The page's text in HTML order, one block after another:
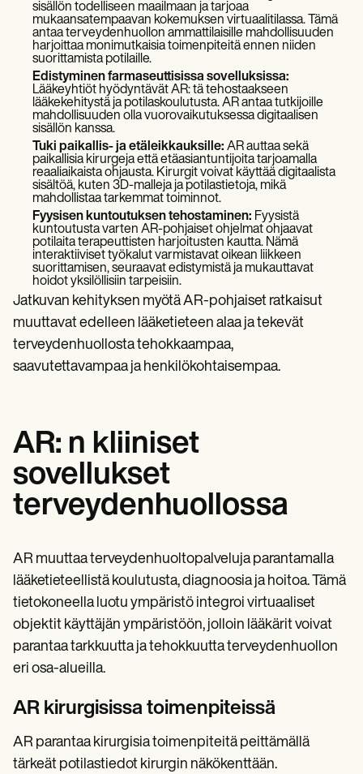
sisällön todelliseen maailmaan ja tarjoaa
mukaansatempaavan kokemuksen virtuaalitilassa. Tämä
antaa terveydenhuollon ammattilaisille mahdollisuuden
harjoittaa monimutkaisia toimenpiteitä ennen niiden
suorittamista potilaille.
Edistyminen farmaseuttisissa sovelluksissa:
Lääkeyhtiöt hyödyntävät AR: tä tehostaakseen
lääkekehitystä ja potilaskoulutusta. AR antaa tutkijoille
mahdollisuuden olla vuorovaikutuksessa digitaalisen
sisällön kanssa.
Tuki paikallis- ja etäleikkauksille: AR auttaa sekä
paikallisia kirurgeja että etäasiantuntijoita tarjoamalla
reaaliaikaista ohjausta. Kirurgit voivat käyttää digitaalista
sisältöä, kuten 3D-malleja ja potilastietoja, mikä
mahdollistaa tarkemmat toiminnot.
Fyysisen kuntoutuksen tehostaminen: Fyysistä
kuntoutusta varten AR-pohjaiset ohjelmat ohjaavat
potilaita terapeuttisten harjoitusten kautta. Nämä
interaktiiviset työkalut varmistavat oikean liikkeen
suorittamisen, seuraavat edistymistä ja mukauttavat
hoidot yksilöllisiin tarpeisiin.
Jatkuvan kehityksen myötä AR-pohjaiset ratkaisut
muuttavat edelleen lääketieteen alaa ja tekevät
terveydenhuollosta tehokkaampaa,
saavutettavampaa ja henkilökohtaisempaa.
AR: n kliiniset
sovellukset
terveydenhuollossa
AR muuttaa terveydenhuoltopalveluja parantamalla
lääketieteellistä koulutusta, diagnoosia ja hoitoa. Tämä
tietokoneella luotu ympäristö integroi virtuaaliset
objektit käyttäjän ympäristöön, jolloin lääkärit voivat
parantaa tarkkuutta ja tehokkuutta terveydenhuollon
eri osa-alueilla.
AR kirurgisissa toimenpiteissä
AR parantaa kirurgisia toimenpiteitä peittämällä
tärkeät potilastiedot kirurgin näkökenttään.